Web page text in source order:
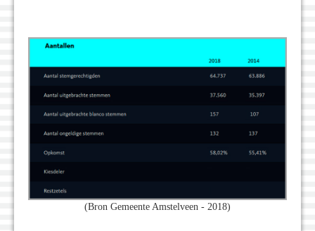
(Bron Gemeente Amstelveen - 2018)